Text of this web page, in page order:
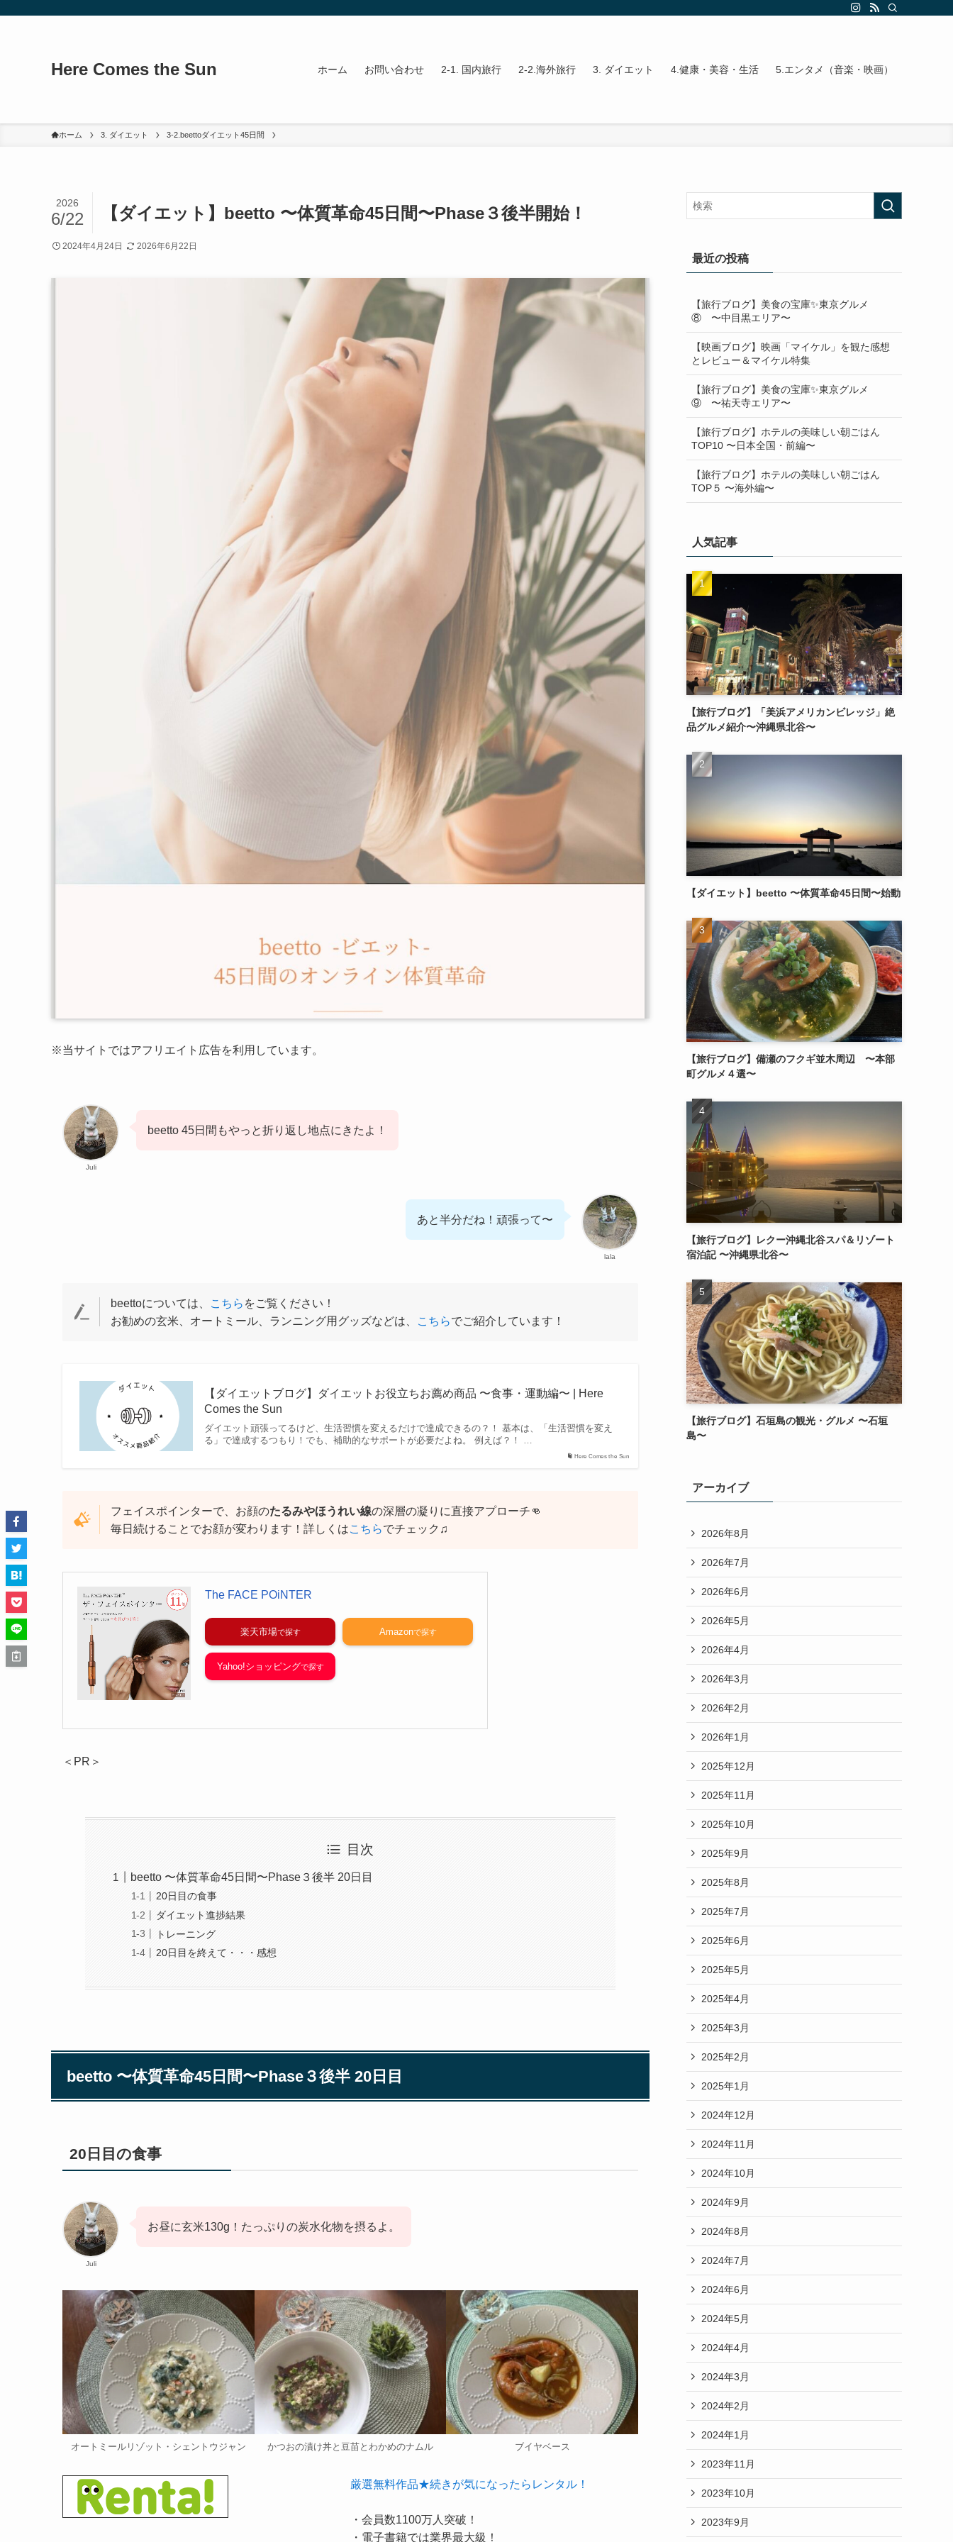
Here Comes the Sun ホーム お問い合わせ 2-1. 国内旅行 2-2.海外旅行 3. ダイエット 4.健康・美容・生活 5.エンタメ（音楽・映画）
ホーム 3. ダイエット 3-2.beettoダイエット45日間
【ダイエット】beetto 〜体質革命45日間〜Phase３後半開始！
2026
6/22
2024年4月24日 2026年6月22日
※当サイトではアフリエイト広告を利用しています。
Juli
beetto 45日間もやっと折り返し地点にきたよ！
lala
あと半分だね！頑張って〜
beettoについては、 こちら をご覧ください！
お勧めの玄米、オートミール、ランニング用グッズなどは、
こちらでご紹介しています！
Here Comes the Sun
【ダイエットブログ】ダイエットお役立ちお薦め商品 〜食事・運動編〜 | Here
Comes the Sun
ダイエット頑張ってるけど、生活習慣を変えるだけで達成できるの？！ 基本は、「生活習慣を変え
る」で達成するつもり！でも、補助的なサポートが必要だよね。 例えば？！ …
フェイスポインターで、お顔のたるみやほうれい線の深層の凝りに直接アプローチ👊
毎日続けることでお顔が変わります！詳しくはこちらでチェック♫
The FACE POiNTER
楽天市場 Amazon
Yahoo!ショッピング
＜PR＞
目次
beetto 〜体質革命45日間〜Phase３後半 20日目
20日目の食事
ダイエット進捗結果
トレーニング
20日目を終えて・・・感想
beetto 〜体質革命45日間〜Phase３後半 20日目
20日目の食事
Juli
お昼に玄米130g！たっぷりの炭水化物を摂るよ。
オートミールリゾット・シェントウジャン かつおの漬け丼と豆苗とわかめのナムル ブイヤベース
厳選無料作品★続きが気になったらレンタル！
・会員数1100万人突破！
・電子書籍では業界最大級！
最近の投稿
【旅行ブログ】美食の宝庫✨東京グルメ
⑧ 〜中目黒エリア〜
【映画ブログ】映画「マイケル」を観た感想
とレビュー＆マイケル特集
【旅行ブログ】美食の宝庫✨東京グルメ
⑨ 〜祐天寺エリア〜
【旅行ブログ】ホテルの美味しい朝ごはん
TOP10 〜日本全国・前編〜
【旅行ブログ】ホテルの美味しい朝ごはん
TOP５ 〜海外編〜
人気記事
【旅行ブログ】「美浜アメリカンビレッジ」絶
品グルメ紹介〜沖縄県北谷〜
【ダイエット】beetto 〜体質革命45日間〜始動
【旅行ブログ】備瀬のフクギ並木周辺 〜本部
町グルメ４選〜
【旅行ブログ】レクー沖縄北谷スパ＆リゾート
宿泊記 〜沖縄県北谷〜
【旅行ブログ】石垣島の観光・グルメ 〜石垣
島〜
アーカイブ
2026年8月
2026年7月
2026年6月
2026年5月
2026年4月
2026年3月
2026年2月
2026年1月
2025年12月
2025年11月
2025年10月
2025年9月
2025年8月
2025年7月
2025年6月
2025年5月
2025年4月
2025年3月
2025年2月
2025年1月
2024年12月
2024年11月
2024年10月
2024年9月
2024年8月
2024年7月
2024年6月
2024年5月
2024年4月
2024年3月
2024年2月
2024年1月
2023年11月
2023年10月
2023年9月